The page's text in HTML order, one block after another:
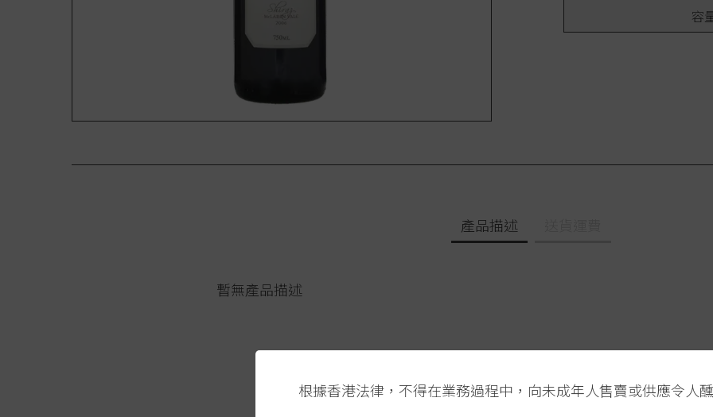
根據香港法律，不得在業務過程中，向未成年人售賣或供應令人
容
產品描述
暫無產品描述